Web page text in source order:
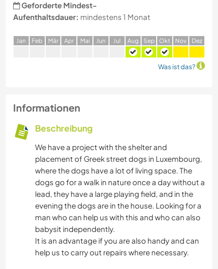
Geforderte Mindest-
Aufenthaltsdauer: mindestens 1 Monat
Jan Feb Mär Apr Mai Jun Jul Aug Sep Okt Nov Dez
Was ist das?
Informationen
Beschreibung
We have a project with the shelter and
placement of Greek street dogs in Luxembourg,
where the dogs have a lot of living space. The
dogs go for a walk in nature once a day without a
lead, they have a large playing field, and in the
evening the dogs are in the house. Looking for a
man who can help us with this and who can also
babysit independently.
It is an advantage if you are also handy and can
help us to carry out repairs where necessary.